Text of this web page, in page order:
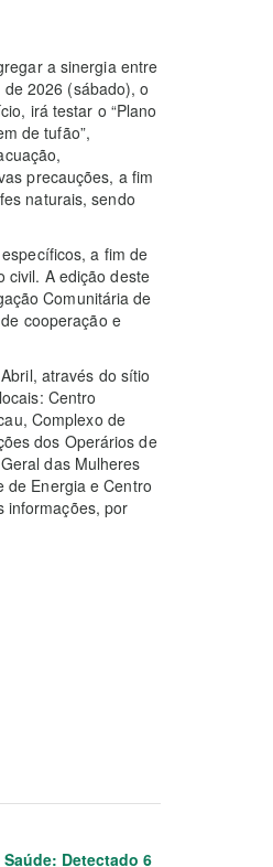
a sinergia entre
2026 (sábado), o
irá testar o “Plano
de tufão”,
precauções, a fim
naturais, sendo
a fim de
civil. A edição deste
Comunitária de
cooperação e
através do sítio
Centro
Complexo de
dos Operários de
das Mulheres
de Energia e Centro
informações, por
Detectado 6